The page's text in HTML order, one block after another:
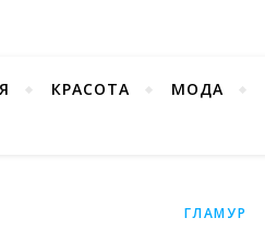
КРАСОТА МОДА
ГЛАМУР